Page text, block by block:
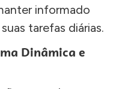
informado
tarefas diárias.
Dinâmica e